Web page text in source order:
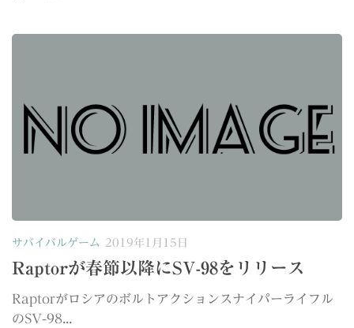
サバイバルゲーム 2019年1月15日
Raptorが春節以降にSV-98をリリース
Raptorがロシアのボルトアクションスナイパーライフル
のSV-98...